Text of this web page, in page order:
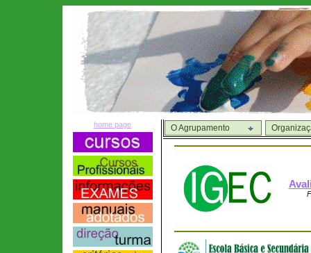
home page O Agrupamento